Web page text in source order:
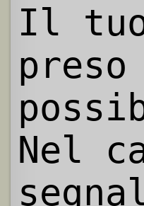
Il
preso
Nel